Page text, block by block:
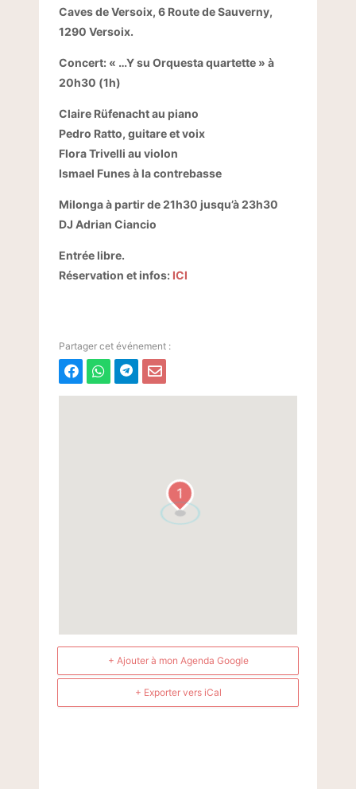
Caves de Versoix, 6 Route de Sauverny,
1290 Versoix.
Concert: « …Y su Orquesta quartette » à
20h30 (1h)
Claire Rüfenacht au piano
Pedro Ratto, guitare et voix
Flora Trivelli au violon
Ismael Funes à la contrebasse
Milonga à partir de 21h30 jusqu’à 23h30
DJ Adrian Ciancio
Entrée libre.
Réservation et infos: ICI
1
+ Ajouter à mon Agenda Google
+ Exporter vers iCal